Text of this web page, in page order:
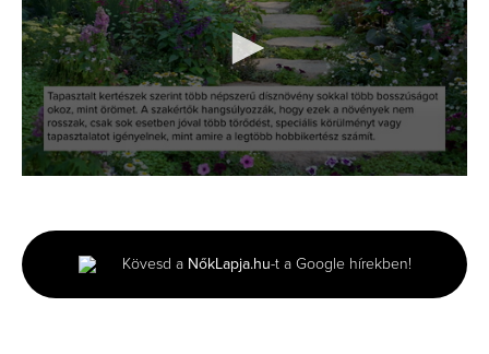
minute,
36
seconds
Kövesd a NőkLapja.hu-t a Google hírekben!